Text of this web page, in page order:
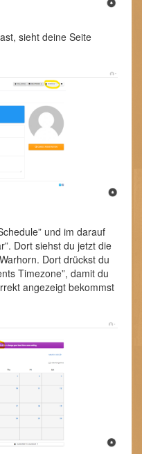
sieht deine Seite
und im darauf
Dort siehst du jetzt die
Dort drückst du
Timezone”, damit du
angezeigt bekommst